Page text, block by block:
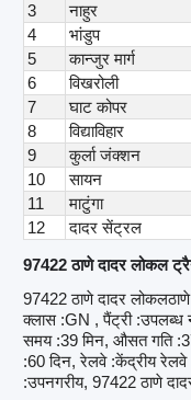
3
नाहुर
4
भांडुप
5
कान्जुर मार्ग
6
विखरोली
7
घाट कोपर
8
विद्याविहार
9
कुर्ला जंक्शन
10
सायन
11
माटुंगा
12
दादर सेंट्रल
97422 ठाणे दादर लोकल
97422 ठाणे दादर
क्लास :GN , पैंट्री :उपलब्ध
समय :39 मिन, औसत गति
:60 दिन, रेलवे :केंद्रीय
:उपनगरीय, 97422 ठाणे